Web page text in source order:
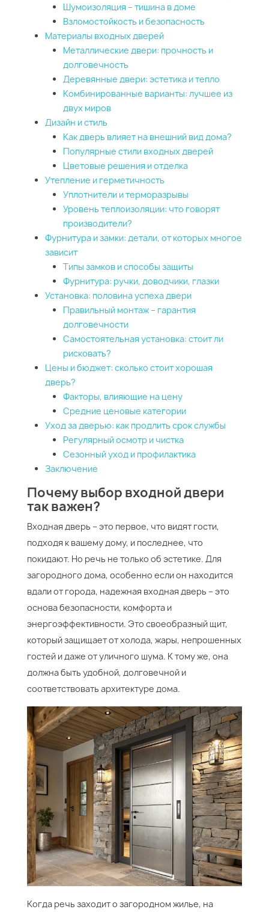
Шумоизоляция – тишина в доме
Взломостойкость и безопасность
Материалы входных дверей
Металлические двери: прочность и
долговечность
Деревянные двери: эстетика и тепло
Комбинированные варианты: лучшее из
двух миров
Дизайн и стиль
Как дверь влияет на внешний вид дома?
Популярные стили входных дверей
Цветовые решения и отделка
Утепление и герметичность
Уплотнители и терморазрывы
Уровень теплоизоляции: что говорят
производители?
Фурнитура и замки: детали, от которых многое
зависит
Типы замков и способы защиты
Фурнитура: ручки, доводчики, глазки
Установка: половина успеха двери
Правильный монтаж – гарантия
долговечности
Самостоятельная установка: стоит ли
рисковать?
Цены и бюджет: сколько стоит хорошая
дверь?
Факторы, влияющие на цену
Средние ценовые категории
Уход за дверью: как продлить срок службы
Регулярный осмотр и чистка
Сезонный уход и профилактика
Заключение
Почему выбор входной двери
так важен?
Входная дверь – это первое, что видят гости,
подходя к вашему дому, и последнее, что
покидают. Но речь не только об эстетике. Для
загородного дома, особенно если он находится
вдали от города, надежная входная дверь – это
основа безопасности, комфорта и
энергоэффективности. Это своеобразный щит,
который защищает от холода, жары, непрошенных
гостей и даже от уличного шума. К тому же, она
должна быть удобной, долговечной и
соответствовать архитектуре дома.
Когда речь заходит о загородном жилье, на